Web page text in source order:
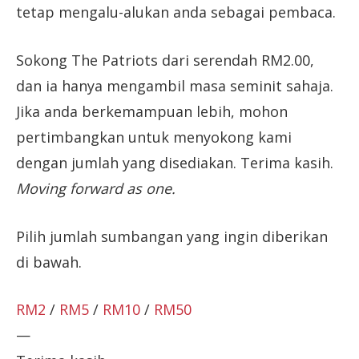
tetap mengalu-alukan anda sebagai pembaca.
Sokong The Patriots dari serendah RM2.00,
dan ia hanya mengambil masa seminit sahaja.
Jika anda berkemampuan lebih, mohon
pertimbangkan untuk menyokong kami
dengan jumlah yang disediakan. Terima kasih.
Moving forward as one.
Pilih jumlah sumbangan yang ingin diberikan
di bawah.
RM2 / RM5 / RM10 / RM50
—